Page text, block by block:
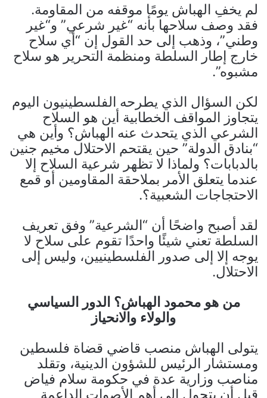
لم يخفِ الهباش يومًا موقفه من المقاومة.
فقد وصف سلاحها بأنه “غير شرعي” و“غير
وطني”، وذهب إلى حد القول إن “أي سلاح
خارج إطار السلطة ومنظمة التحرير هو سلاح
مشبوه”.
لكن السؤال الذي يطرحه الفلسطينيون اليوم
يتجاوز المواقف الخطابية أين هو السلاح
الشرعي الذي يتحدث عنه الهباش؟ وأين هي
“بنادق الدولة” حين يقتحم الاحتلال مخيم جنين
بالدبابات؟ ولماذا لا تظهر شرعية السلاح إلا
عندما يتعلق الأمر بملاحقة المقاومين أو قمع
الاحتجاجات الشعبية؟.
لقد أصبح واضحًا أن “الشرعية” وفق تعريف
السلطة تعني شيئًا واحدًا تقوم على سلاح لا
يوجه إلا إلى صدور الفلسطينيين، وليس إلى
الاحتلال.
من هو محمود الهباش؟ الدور السياسي
والولاء والانحياز
يتولى الهباش منصب قاضي قضاة فلسطين
ومستشار الرئيس للشؤون الدينية، وتقلد
مناصب وزارية عدة في حكومة سلام فياض
قبل أن يتحول إلى أهم الأصوات الداعمة